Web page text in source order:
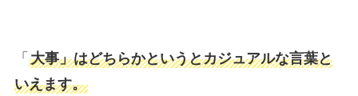
「 大事」はどちらかというとカジュアルな言葉と
いえます。